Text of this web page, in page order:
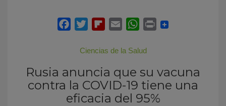
Ciencias de la Salud
Rusia anuncia que su vacuna
contra la COVID-19 tiene una
eficacia del 95%